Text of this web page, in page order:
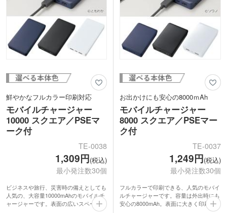
鮮やかなフルカラー印刷対応
モバイルチャージャー
10000 スクエア／PSEマ
ーク付
TE-0038
1,309円(税込)
最小発注数30個
ビジネスや旅行、災害時の備えとしても
人気の、大容量10000mAhのモバイルチ
ャージャーです。表面の広いスペースを
活かしたフルカラー印刷に対応してお
お出かけにも安心の8000ｍAh
モバイルチャージャー
8000 スクエア／PSEマー
ク付
TE-0037
1,249円(税込)
最小発注数30個
フルカラーで印刷できる、人気のモバイ
ルチャージャーです。容量は外出時にも
安心の8000mAh。表面に大きく印刷が可
能なため、オリジナル性が高く販促効果